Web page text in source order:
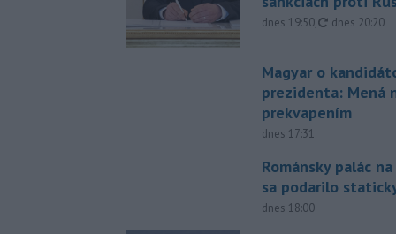
dnes 19:50, aktualizované
dnes 20:20
Magyar o
prezidenta: Mená
prekvapením
dnes 17:31
Románsky palác
sa podarilo
dnes 18:00